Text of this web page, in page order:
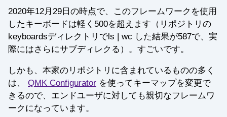
2020年12月29日の時点で、このフレームワークを使用
したキーボードは軽く500を超えます（リポジトリの
keyboardsディレクトリでls | wc した結果が587で、実
際にはさらにサブディレクる）。すごいです。
しかも、本家のリポジトリに含まれているものの多く
は、 QMK Configurator を使ってキーマップを変更で
きるので、エンドユーザに対しても親切なフレームワ
ークになっています。